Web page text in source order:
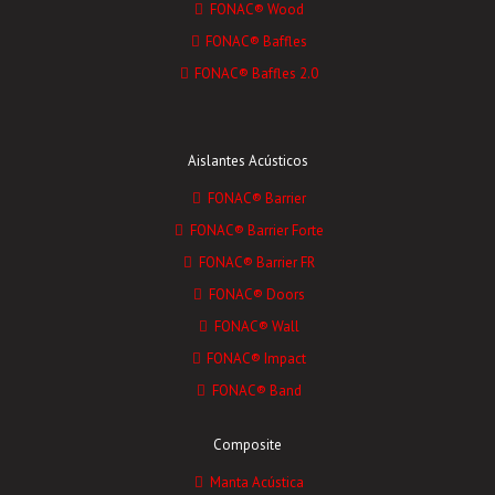
FONAC® Wood
FONAC® Baffles
FONAC® Baffles 2.0
Aislantes Acústicos
FONAC® Barrier
FONAC® Barrier Forte
FONAC® Barrier FR
FONAC® Doors
FONAC® Wall
FONAC® Impact
FONAC® Band
Composite
Manta Acústica